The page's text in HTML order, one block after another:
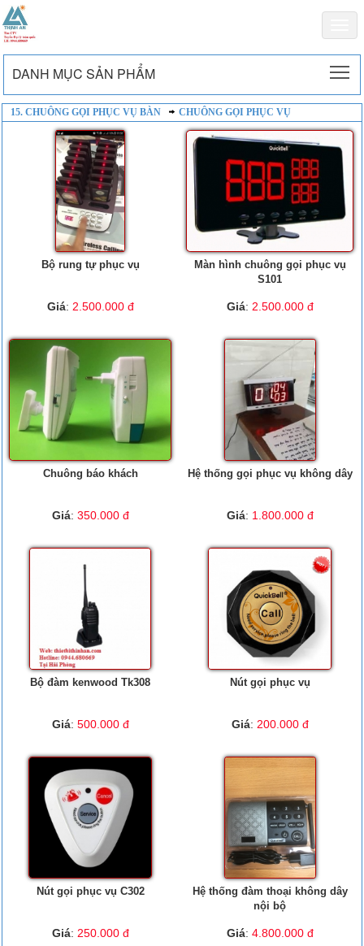
DANH MỤC SẢN PHẨM
15. CHUÔNG GỌI PHỤC VỤ BÀN CHUÔNG GỌI PHỤC VỤ
Bộ rung tự phục vụ
Giá: 2.500.000 đ
Màn hình chuông gọi phục vụ
S101
Giá: 2.500.000 đ
Chuông báo khách
Giá: 350.000 đ
Hệ thống gọi phục vụ không dây
Giá: 1.800.000 đ
Bộ đàm kenwood Tk308
Giá: 500.000 đ
Nút gọi phục vụ
Giá: 200.000 đ
Nút gọi phục vụ C302
Giá: 250.000 đ
Hệ thống đàm thoại không dây
nội bộ
Giá: 4.800.000 đ